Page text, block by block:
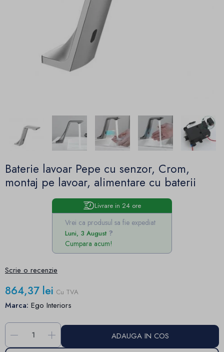
Baterie lavoar Pepe cu senzor, Crom,
montaj pe lavoar, alimentare cu baterii
Livrare in 24 ore
Vrei ca produsul sa fie expediat
Luni, 3 August
Cumpara acum!
Scrie o recenzie
864,37 lei Cu TVA
Marca: Ego Interiors
- + ADAUGA IN COS